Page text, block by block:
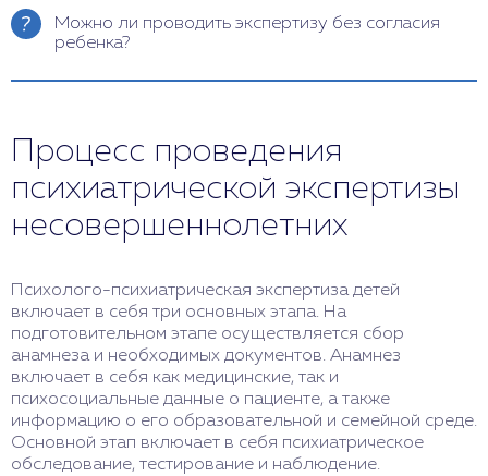
ребенка.
пересмотром к другому специалисту, подать
жалобу в медицинское учреждение или
Можно ли проводить экспертизу без согласия
ребенка?
Психиатрическую экспертизу
и безопасности, но всегда при согласии
родителей или опекунов.
Процесс проведения
психиатрической экспертизы
несовершеннолетних
Психолого-психиатрическая экспертиза детей
включает в себя три основных этапа. На
подготовительном этапе осуществляется сбор
анамнеза и необходимых документов. Анамнез
включает в себя как медицинские, так и
психосоциальные данные о пациенте, а также
информацию о его образовательной и семейной среде.
Основной этап включает в себя психиатрическое
обследование, тестирование и наблюдение.